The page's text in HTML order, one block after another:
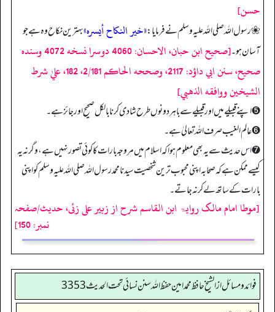
حسن]
❀ رسول اللہ صلی اللہ علیہ وسلم نے فرمایا:«خير النكاح أيسره»بہترین نکاح وہ ہے جو
آسان ہو۔
[صحيح ابن حبان، الاحسان: 4060 دوسرا نسخه 4072 وسنده
صحيح، سنن ابي داؤد: 2117، وصححه الحاكم 2/181، 182، عليٰ شرط
الشيخين ووافقه الذهبي]
➎ اپنے قبیلے میں اور قبیلے سے باہر دونوں طرح شادی کرنا بالکل صحیح اور جائز ہے۔
➏ عالم الغیب صرف اللہ تعالیٰ ہے۔
➐ اس حدیث سے یہ بھی معلوم ہوا کہ اسلام میں مروجہ بارات کا کوئی تصور نہیں ہے، وگرنہ یہ
کیسے ممکن ہے کہ صحابہ اپنی محبوب ترین شخصیت سیدنا محمد رسول اللہ صلی اللہ علیہ وسلم کو اپنی
بارات کے ساتھ لے کر نہ جاتے۔
[موطا امام مالک روایۃ ابن القاسم شرح از زبیر علی زئی، حدیث/صفحہ
نمبر: 150]
فوائد ومسائل از الشيخ حافظ محمد امين حفظ الله سنن نسائي تحت الحديث3353